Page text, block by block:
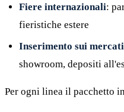
Fiere internazionali:
fieristiche estere
Inserimento sui
showroom, depositi
Per ogni linea il pacchetto